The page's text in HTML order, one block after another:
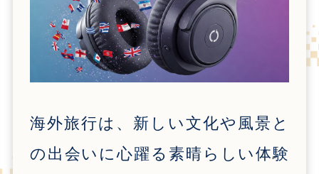
海外旅行は、新しい文化や風景と
の出会いに心躍る素晴らしい体験